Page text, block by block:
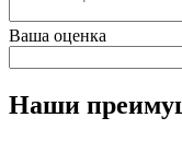
Ваша оценка
Наши